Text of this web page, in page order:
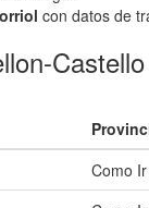
con datos de
Como